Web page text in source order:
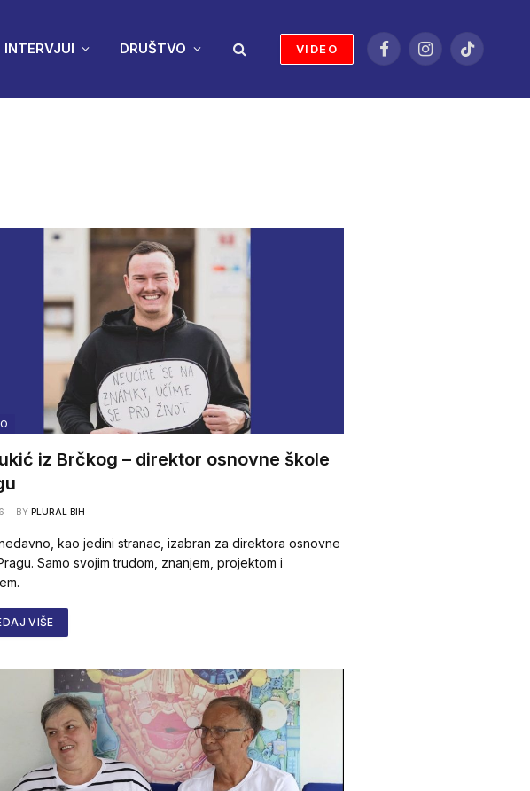
INTERVJUI DRUŠTVO VIDEO
FacebookInstagramTikTok
iz Brčkog – direktor osnovne škole
BY PLURAL BIH
kao jedini stranac, izabran za direktora osnovne
Samo svojim trudom, znanjem, projektom i
VIŠE